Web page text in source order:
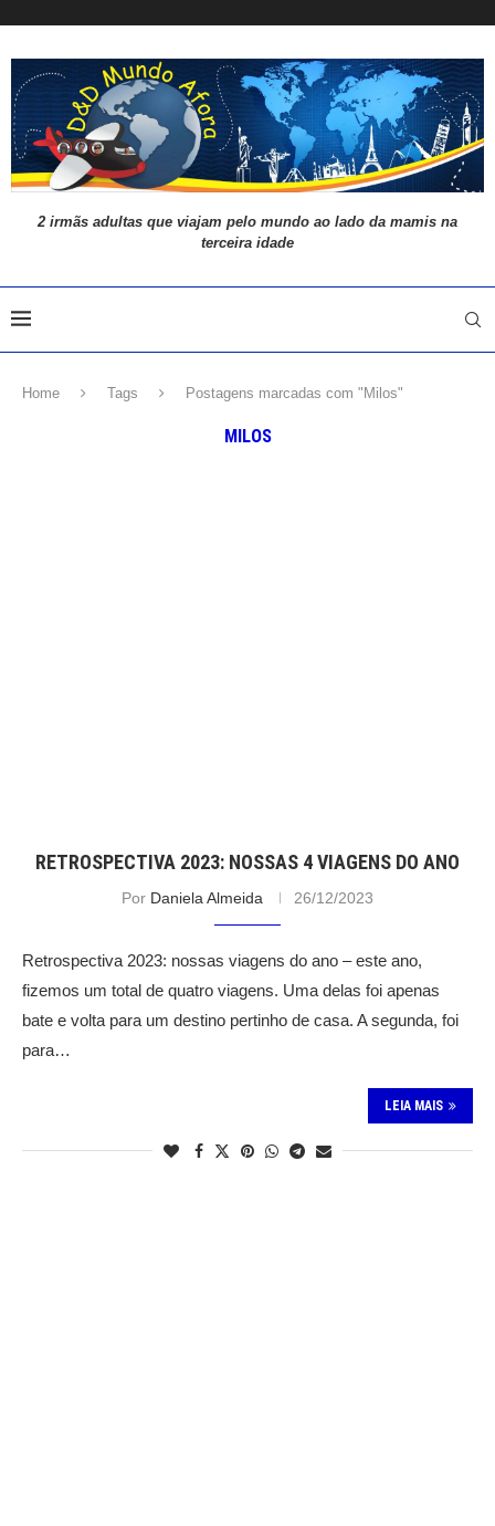
2 irmãs adultas que viajam pelo mundo ao lado da mamis na
terceira idade
Home Tags Postagens marcadas com "Milos"
MILOS
RETROSPECTIVA 2023: NOSSAS 4 VIAGENS DO ANO
Por Daniela Almeida 26/12/2023
Retrospectiva 2023: nossas viagens do ano – este ano,
fizemos um total de quatro viagens. Uma delas foi apenas
bate e volta para um destino pertinho de casa. A segunda, foi
para…
LEIA MAIS